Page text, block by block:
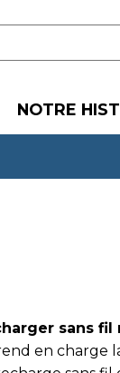
NOTRE
sans fil
en charge